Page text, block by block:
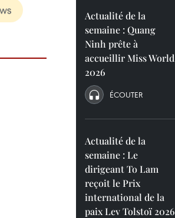
Actualité de la
semaine : Quang
Ninh prête à
accueillir Miss World
2026
ÉCOUTER
Actualité de la
semaine : Le
dirigeant To Lam
reçoit le Prix
international de la
paix Lev Tolstoï 2026